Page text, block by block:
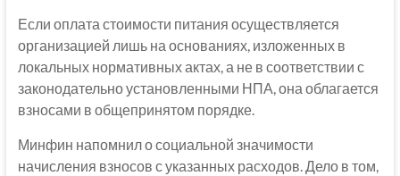
Если оплата стоимости питания осуществляется
организацией лишь на основаниях, изложенных в
локальных нормативных актах, а не в соответствии с
законодательно установленными НПА, она облагается
взносами в общепринятом порядке.
Минфин напомнил о социальной значимости
начисления взносов с указанных расходов. Дело в том,